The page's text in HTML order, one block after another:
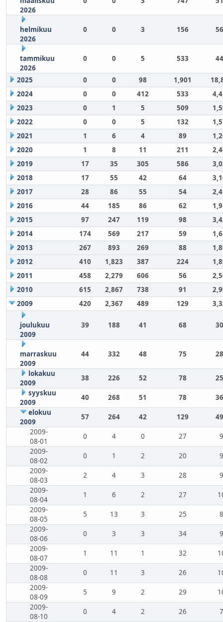
2026
helmikuu
2026
0 0 3 156
tammikuu
2026
0 0 5 533
2025 0 0 98 1,901
2024
0 0 412 533
2023
0 1 5 509
2022
0 0 5 132
2021
1 6 4 89
2020
1 8 11 211
2019
17 35 305 586
2018
17 55 42 64
2017
28 86 55 54
2016
44 185 86 62
2015
97 247 119 98
2014
174 569 217 59
2013
267 893 269 88
2012
410 1,823 387 224
2011
458 2,279 606 56
2010
615 2,867 738 91
2009
420 2,367 489 129
joulukuu
2009
39 188 41 68
marraskuu
2009
44 332 48 75
lokakuu
2009
38 226 52 78
syyskuu
2009
40 268 51 78
elokuu
2009
57 264 42 129
2009-
08-01
0 4 0 27
2009-
08-02
0 1 2 20
2009-
08-03
2 4 3 28
2009-
08-04
1 6 2 27
2009-
08-05
5 13 3 25
2009-
08-06
0 3 3 34
2009-
08-07
1 11 1 32
2009-
08-08
0 11 3 26
2009-
08-09
5 9 2 29
2009-
08-10
0 4 2 26